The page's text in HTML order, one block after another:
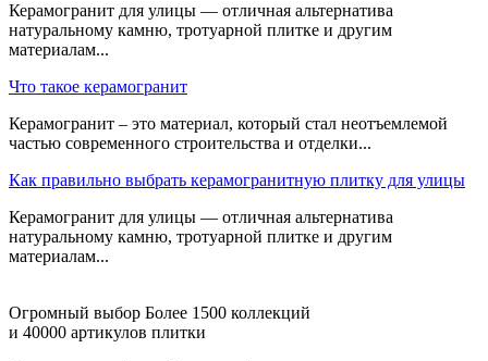
Керамогранит для улицы — отличная альтернатива
натуральному камню, тротуарной плитке и другим
материалам...
Что такое керамогранит
Керамогранит – это материал, который стал неотъемлемой
частью современного строительства и отделки...
Как правильно выбрать керамогранитную плитку для улицы
Керамогранит для улицы — отличная альтернатива
натуральному камню, тротуарной плитке и другим
материалам...
Огромный выбор Более 1500 коллекций
и 40000 артикулов плитки